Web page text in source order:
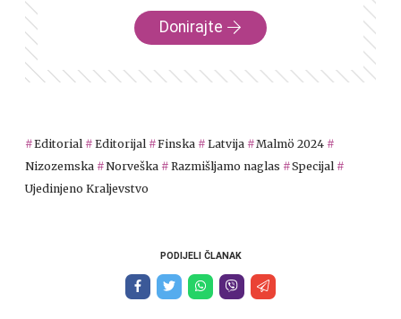
Donirajte
Editorial Editorijal Finska Latvija
Malmö 2024
Nizozemska
Norveška Razmišljamo naglas
Specijal
Ujedinjeno Kraljevstvo
PODIJELI ČLANAK